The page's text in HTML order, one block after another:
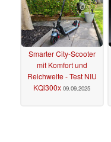
Smarter City-Scooter
mit Komfort und
Reichweite - Test NIU
KQi300x 09.09.2025